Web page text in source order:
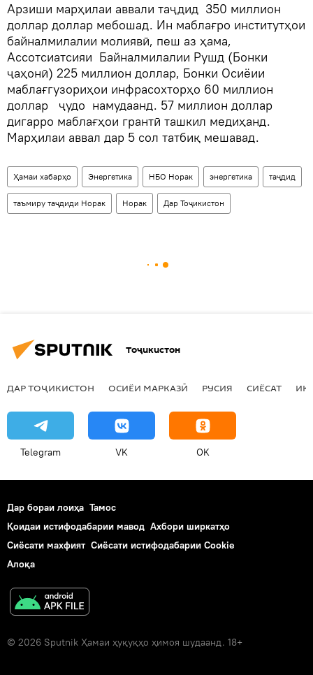
Арзиши марҳилаи аввали таҷдид 350 миллион
доллар доллар мебошад. Ин маблағро институтҳои
байналмилалии молиявӣ, пеш аз ҳама,
Ассотсиатсияи Байналмилалии Рушд (Бонки
ҷаҳонӣ) 225 миллион доллар, Бонки Осиёии
маблағгузориҳои инфрасохторҳо 60 миллион
доллар ҷудо намудаанд. 57 миллион доллар
дигарро маблағҳои грантӣ ташкил медиҳанд.
Марҳилаи аввал дар 5 сол татбиқ мешавад.
Ҳамаи хабарҳо Энергетика НБО Норак энергетика таҷдид
таъмиру таҷдиди Норак Норак Дар Тоҷикистон
Тоҷикистон
ДАР ТОҶИКИСТОН ОСИЁИ МАРКАЗӢ РУСИЯ СИЁСАТ
Telegram VK OK
Дар бораи лоиҳа Тамос
Қоидаи истифодабарии мавод Ахбори ширкатҳо
Сиёсати махфият Сиёсати истифодабарии Cookie
Алоқа
© 2026 Sputnik Ҳамаи ҳуқуқҳо ҳимоя шудаанд. 18+